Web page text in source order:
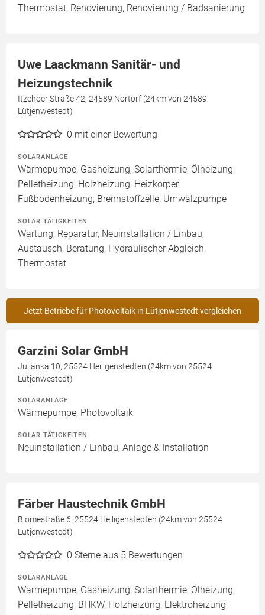
Thermostat, Renovierung, Renovierung / Badsanierung
Uwe Laackmann Sanitär- und
Heizungstechnik
Itzehoer Straße 42, 24589 Nortorf (24km von 24589
Lütjenwestedt)
0 mit einer Bewertung
SOLARANLAGE
Wärmepumpe, Gasheizung, Solarthermie, Ölheizung,
Pelletheizung, Holzheizung, Heizkörper,
Fußbodenheizung, Brennstoffzelle, Umwälzpumpe
SOLAR TÄTIGKEITEN
Wartung, Reparatur, Neuinstallation / Einbau,
Austausch, Beratung, Hydraulischer Abgleich,
Thermostat
Jetzt Betriebe für Photovoltaik in Lütjenwestedt vergleichen
Garzini Solar GmbH
Julianka 10, 25524 Heiligenstedten (24km von 25524
Lütjenwestedt)
SOLARANLAGE
Wärmepumpe, Photovoltaik
SOLAR TÄTIGKEITEN
Neuinstallation / Einbau, Anlage & Installation
Färber Haustechnik GmbH
Blomestraße 6, 25524 Heiligenstedten (24km von 25524
Lütjenwestedt)
0 Sterne aus 5 Bewertungen
SOLARANLAGE
Wärmepumpe, Gasheizung, Solarthermie, Ölheizung,
Pelletheizung, BHKW, Holzheizung, Elektroheizung,